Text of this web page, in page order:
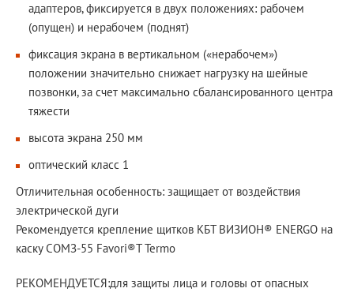
адаптеров, фиксируется в двух положениях: рабочем
(опущен) и нерабочем (поднят)
фиксация экрана в вертикальном («нерабочем»)
положении значительно снижает нагрузку на шейные
позвонки, за счет максимально сбалансированного центра
тяжести
высота экрана 250 мм
оптический класс 1
Отличительная особенность: защищает от воздействия
электрической дуги
Рекомендуется крепление щитков КБТ ВИЗИОН® ENERGO на
каску СОМЗ-55 Favori®T Termo
РЕКОМЕНДУЕТСЯ:для защиты лица и головы от опасных